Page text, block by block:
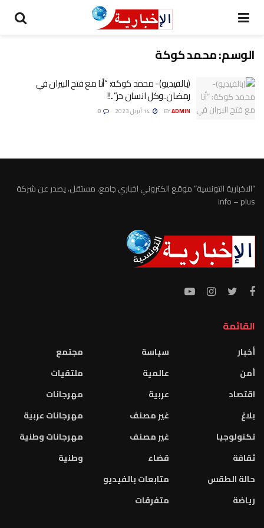
الوسم:محمد كوكة
(بالفيديو)- محمد كوكة: “أنا مع فتح البيران في
رمضان..وكل انسان حر”..!!
BYADMIN
“الاخبارية التونسية” موقع الكتروني اخباري جامع، مستقل، يصدر عن شركة
info – plus
القائمة
أخبار
أمن
اقتصاد
بلاغ
تكنولوجيا
ثقافة
حالة الطقس
رياضة
سياسة
عالمية
عربية
غير مصنف
غير مصنف
قضاء
متابعات بالفيديو
متفرقات
مجتمع
ملتقيات
مهرجانات
مهرجانات عربية
مهرجانات وطنية
وطنية